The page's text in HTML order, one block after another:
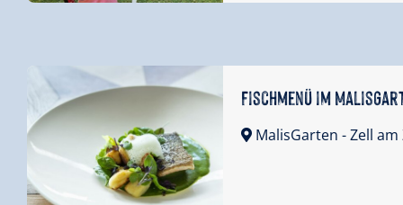
Fischmenü im
MalisGarten - Zell